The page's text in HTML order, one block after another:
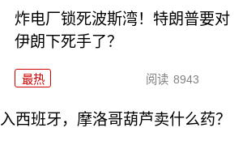
炸电厂锁死波斯湾！特朗普要对
伊朗下死手了？
最热 阅读 8943
西班牙，摩洛哥葫芦卖什么药？